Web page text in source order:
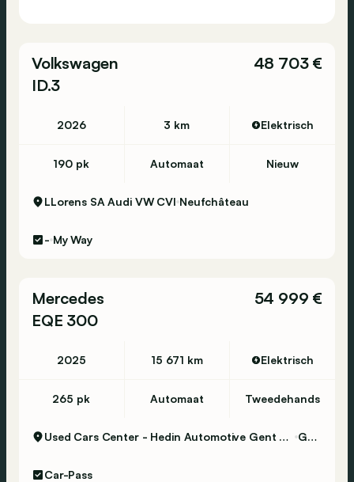
Volkswagen
ID.3
48 703 €
2026 3 km Elektrisch
190 pk Automaat Nieuw
LLorens SA Audi VW CVI Neufchâteau
- My Way
Mercedes
EQE 300
54 999 €
2025 15 671 km Elektrisch
265 pk Automaat Tweedehands
Used Cars Center - Hedin Automotive Gent Certified Gent
Car-Pass